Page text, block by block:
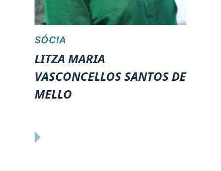
SÓCIA
LITZA MARIA
VASCONCELLOS SANTOS DE
MELLO